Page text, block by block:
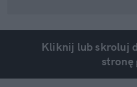
Kliknij lub skroluj
stronę